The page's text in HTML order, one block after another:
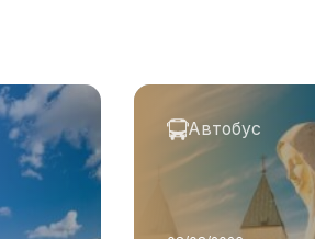
Автобус